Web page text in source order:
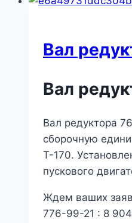
Вал
Вал
Вал редуктора
сборочную
Т-170.
пускового
Ждем ваших
776-99-21 : 8